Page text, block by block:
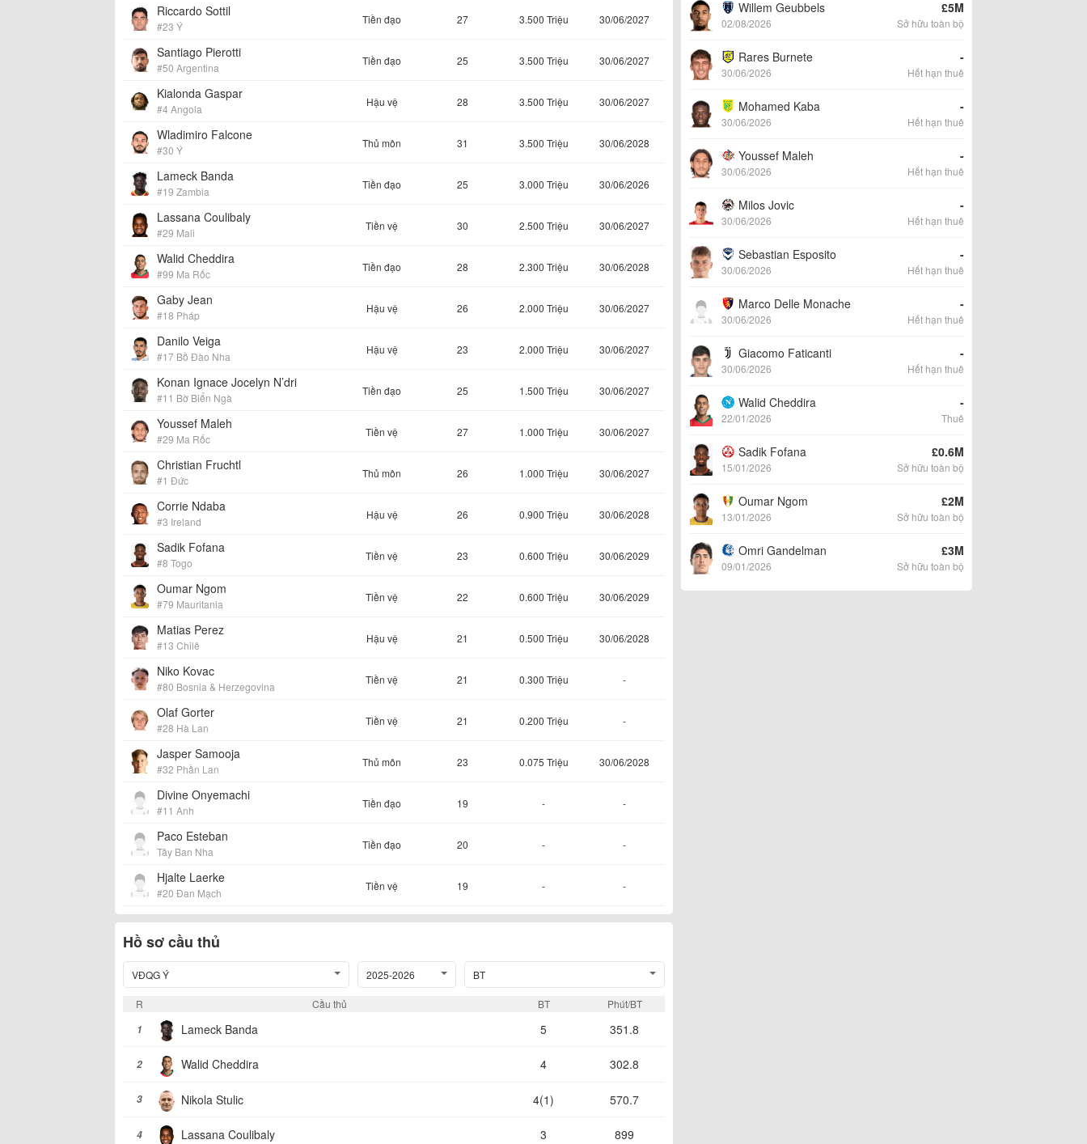
Riccardo Sottil
#23 Ý
Tiền đạo 27 3.500 Triệu 30/06/2027
Santiago Pierotti
#50 Argentina
Tiền đạo 25 3.500 Triệu 30/06/2027
Kialonda Gaspar
#4 Angola
Hậu vệ 28 3.500 Triệu 30/06/2027
Wladimiro Falcone
#30 Ý
Thủ môn 31 3.500 Triệu 30/06/2028
Lameck Banda
#19 Zambia
Tiền đạo 25 3.000 Triệu 30/06/2026
Lassana Coulibaly
#29 Mali
Tiền vệ 30 2.500 Triệu 30/06/2027
Walid Cheddira
#99 Ma Rốc
Tiền đạo 28 2.300 Triệu 30/06/2028
Gaby Jean
#18 Pháp
Hậu vệ 26 2.000 Triệu 30/06/2027
Danilo Veiga
#17 Bồ Đào Nha
Hậu vệ 23 2.000 Triệu 30/06/2027
Konan Ignace Jocelyn N’dri
#11 Bờ Biển Ngà
Tiền đạo 25 1.500 Triệu 30/06/2027
Youssef Maleh
#29 Ma Rốc
Tiền vệ 27 1.000 Triệu 30/06/2027
Christian Fruchtl
#1 Đức
Thủ môn 26 1.000 Triệu 30/06/2027
Corrie Ndaba
#3 Ireland
Hậu vệ 26 0.900 Triệu 30/06/2028
Sadik Fofana
#8 Togo
Tiền vệ 23 0.600 Triệu 30/06/2029
Oumar Ngom
#79 Mauritania
Tiền vệ 22 0.600 Triệu 30/06/2029
Matias Perez
#13 Chilê
Hậu vệ 21 0.500 Triệu 30/06/2028
Niko Kovac
#80 Bosnia & Herzegovina
Tiền vệ 21 0.300 Triệu -
Olaf Gorter
#28 Hà Lan
Tiền vệ 21 0.200 Triệu -
Jasper Samooja
#32 Phần Lan
Thủ môn 23 0.075 Triệu 30/06/2028
Divine Onyemachi
#11 Anh
Tiền đạo 19 - -
Paco Esteban
Tây Ban Nha
Tiền đạo 20 - -
Hjalte Laerke
#20 Đan Mạch
Tiền vệ 19 - -
Hồ sơ cầu thủ
VĐQG Ý 2025-2026 BT
R Cầu thủ BT
Phút/BT
1
Lameck Banda 5 351.8
2 Walid Cheddira 4 302.8
3 Nikola Stulic 4(1) 570.7
4 Lassana Coulibaly 3 899
Willem Geubbels
02/08/2026
£5M
Sở hữu toàn bộ
Rares Burnete
30/06/2026
-
Hết hạn thuê
Mohamed Kaba
30/06/2026
-
Hết hạn thuê
Youssef Maleh
30/06/2026
-
Hết hạn thuê
Milos Jovic
30/06/2026
-
Hết hạn thuê
Sebastian Esposito
30/06/2026
-
Hết hạn thuê
Marco Delle Monache
30/06/2026
-
Hết hạn thuê
Giacomo Faticanti
30/06/2026
-
Hết hạn thuê
Walid Cheddira
22/01/2026
-
Thuê
Sadik Fofana
15/01/2026
£0.6M
Sở hữu toàn bộ
Oumar Ngom
13/01/2026
£2M
Sở hữu toàn bộ
Omri Gandelman
09/01/2026
£3M
Sở hữu toàn bộ